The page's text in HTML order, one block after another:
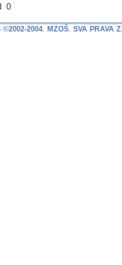
0
©2002-2004. MZOŠ. SVA PRAVA